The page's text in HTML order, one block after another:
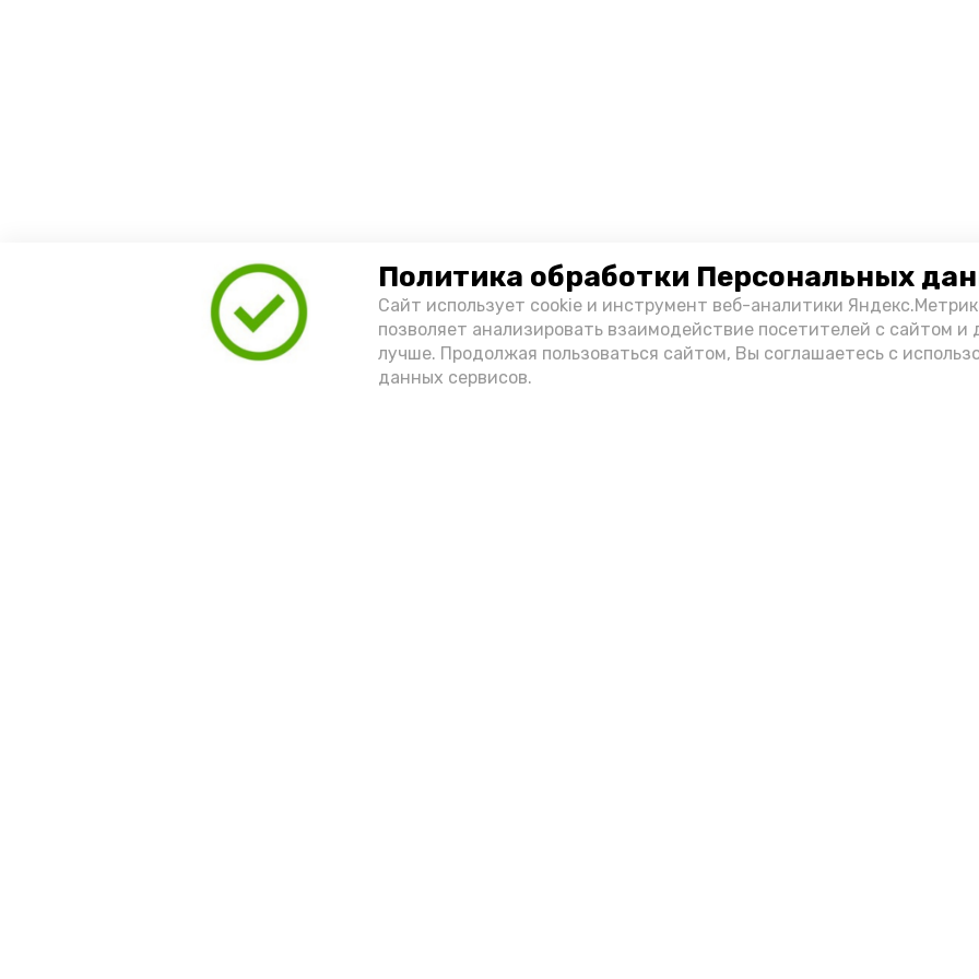
Политика обработки Персональных
Сайт использует cookie и инструмент веб-аналитики
позволяет анализировать взаимодействие посетителей с сайтом и
лучше. Продолжая пользоваться сайтом, Вы соглашаетесь с
данных сервисов.